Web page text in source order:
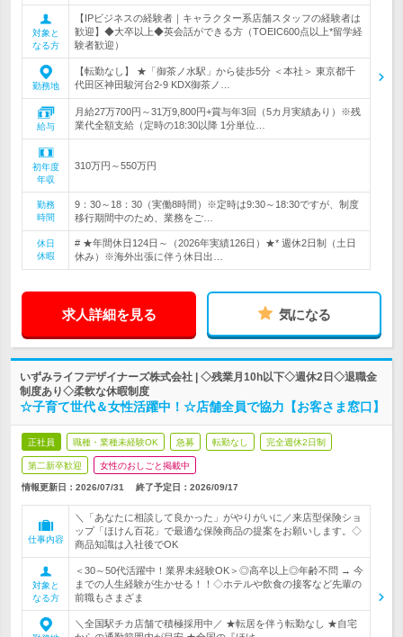
対象と
なる方
【IPビジネスの経験者｜キャラクター系店舗スタッフの経験者は
歓迎】◆大卒以上◆英会話ができる方（TOEIC600点以上*留学経
験者歓迎）
勤務地
【転勤なし】 ★「御茶ノ水駅」から徒歩5分 ＜本社＞ 東京都千
代田区神田駿河台2-9 KDX御茶ノ…
給与
月給27万700円～31万9,800円+賞与年3回（5カ月実績あり）※残
業代全額支給（定時の18:30以降 1分単位…
初年度
年収
310万円～550万円
勤務
時間
9：30～18：30（実働8時間）※定時は9:30～18:30ですが、制度
移行期間中のため、業務をご…
休日
休暇
# ★年間休日124日～（2026年実績126日）★* 週休2日制（土日
休み）※海外出張に伴う休日出…
求人詳細を見る 気になる
いずみライフデザイナーズ株式会社 | ◇残業月10h以下◇週休2日◇退職金
制度あり◇柔軟な休暇制度
☆子育て世代＆女性活躍中！☆店舗全員で協力【お客さま窓口】
正社員 職種・業種未経験OK 急募 転勤なし 完全週休2日制
第二新卒歓迎 女性のおしごと掲載中
情報更新日：2026/07/31 終了予定日： 2026/09/17
仕事内容
＼「あなたに相談して良かった」がやりがいに／来店型保険ショ
ップ「ほけん百花」で最適な保険商品の提案をお願いします。◇
商品知識は入社後でOK
対象と
なる方
＜30～50代活躍中！業界未経験OK＞◎高卒以上◎年齢不問 → 今
までの人生経験が生かせる！！◇ホテルや飲食の接客など先輩の
前職もさまざま
＼全国駅チカ店舗で積極採用中／ ★転居を伴う転勤なし ★自宅